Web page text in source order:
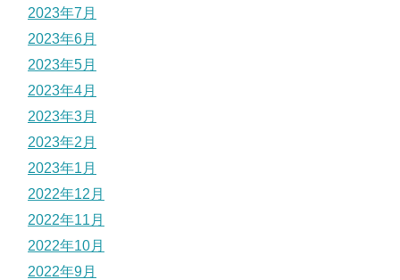
2023年7月
2023年6月
2023年5月
2023年4月
2023年3月
2023年2月
2023年1月
2022年12月
2022年11月
2022年10月
2022年9月